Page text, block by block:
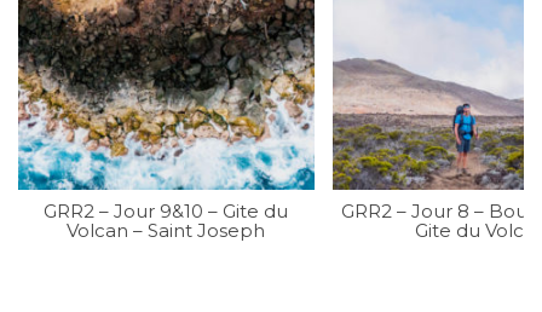
GRR2 – Jour 9&10 – Gite du
Volcan – Saint Joseph
GRR2 – Jour 8 –
Gite du